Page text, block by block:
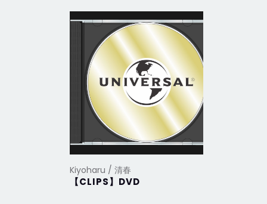
Kiyoharu / 清春
【CLIPS】DVD